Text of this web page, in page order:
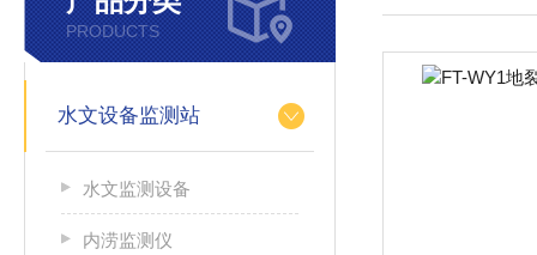
PRODUCTS
水文设备监测站
水文监测设备
内涝监测仪